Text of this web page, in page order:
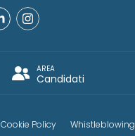
AREA
Candidati
Cookie Policy
Whistleblowing